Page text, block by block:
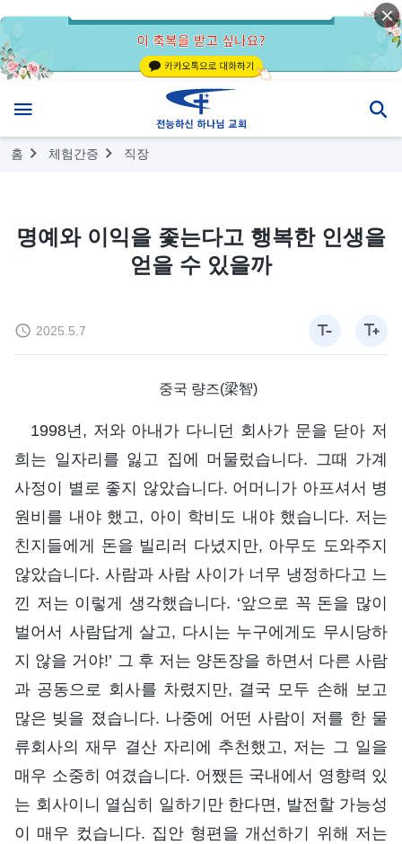
홈 체험간증 직장
명예와 이익을 좇는다고 행복한 인생을
얻을 수 있을까
2025.5.7
중국 량즈(梁智)
1998년, 저와 아내가 다니던 회사가 문을 닫아 저
희는 일자리를 잃고 집에 머물렀습니다. 그때 가계
사정이 별로 좋지 않았습니다. 어머니가 아프셔서 병
원비를 내야 했고, 아이 학비도 내야 했습니다. 저는
친지들에게 돈을 빌리러 다녔지만, 아무도 도와주지
않았습니다. 사람과 사람 사이가 너무 냉정하다고 느
낀 저는 이렇게 생각했습니다. ‘앞으로 꼭 돈을 많이
벌어서 사람답게 살고, 다시는 누구에게도 무시당하
지 않을 거야!’ 그 후 저는 양돈장을 하면서 다른 사람
과 공동으로 회사를 차렸지만, 결국 모두 손해 보고
많은 빚을 졌습니다. 나중에 어떤 사람이 저를 한 물
류회사의 재무 결산 자리에 추천했고, 저는 그 일을
매우 소중히 여겼습니다. 어쨌든 국내에서 영향력 있
는 회사이니 열심히 일하기만 한다면, 발전할 가능성
이 매우 컸습니다. 집안 형편을 개선하기 위해 저는